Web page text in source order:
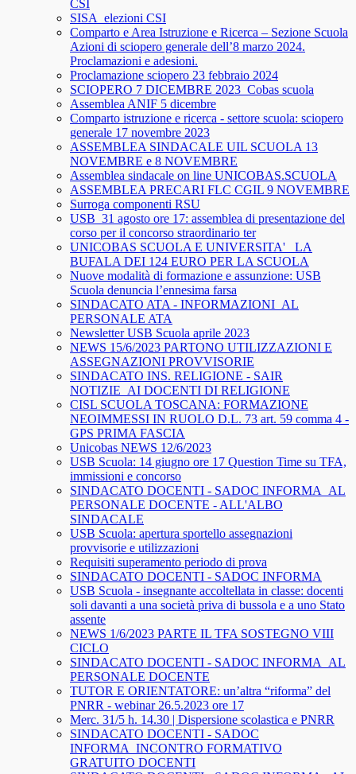
CSI
SISA_elezioni CSI
Comparto e Area Istruzione e Ricerca – Sezione Scuola
Azioni di sciopero generale dell’8 marzo 2024.
Proclamazioni e adesioni.
Proclamazione sciopero 23 febbraio 2024
SCIOPERO 7 DICEMBRE 2023_Cobas scuola
Assemblea ANIF 5 dicembre
Comparto istruzione e ricerca - settore scuola: sciopero
generale 17 novembre 2023
ASSEMBLEA SINDACALE UIL SCUOLA 13
NOVEMBRE e 8 NOVEMBRE
Assemblea sindacale on line UNICOBAS.SCUOLA
ASSEMBLEA PRECARI FLC CGIL 9 NOVEMBRE
Surroga componenti RSU
USB_31 agosto ore 17: assemblea di presentazione del
corso per il concorso straordinario ter
UNICOBAS SCUOLA E UNIVERSITA'_ LA
BUFALA DEI 124 EURO PER LA SCUOLA
Nuove modalità di formazione e assunzione: USB
Scuola denuncia l’ennesima farsa
SINDACATO ATA - INFORMAZIONI_AL
PERSONALE ATA
Newsletter USB Scuola aprile 2023
NEWS 15/6/2023 PARTONO UTILIZZAZIONI E
ASSEGNAZIONI PROVVISORIE
SINDACATO INS. RELIGIONE - SAIR
NOTIZIE_AI DOCENTI DI RELIGIONE
CISL SCUOLA TOSCANA: FORMAZIONE
NEOIMMESSI IN RUOLO D.L. 73 art. 59 comma 4 -
GPS PRIMA FASCIA
Unicobas NEWS 12/6/2023
USB Scuola: 14 giugno ore 17 Question Time su TFA,
immissioni e concorso
SINDACATO DOCENTI - SADOC INFORMA_AL
PERSONALE DOCENTE - ALL'ALBO
SINDACALE
USB Scuola: apertura sportello assegnazioni
provvisorie e utilizzazioni
Requisiti superamento periodo di prova
SINDACATO DOCENTI - SADOC INFORMA
USB Scuola - insegnante accoltellata in classe: docenti
soli davanti a una società priva di bussola e a uno Stato
assente
NEWS 1/6/2023 PARTE IL TFA SOSTEGNO VIII
CICLO
SINDACATO DOCENTI - SADOC INFORMA_AL
PERSONALE DOCENTE
TUTOR E ORIENTATORE: un’altra “riforma” del
PNRR - webinar 26.5.2023 ore 17
Merc. 31/5 h. 14.30 | Dispersione scolastica e PNRR
SINDACATO DOCENTI - SADOC
INFORMA_INCONTRO FORMATIVO
GRATUITO DOCENTI